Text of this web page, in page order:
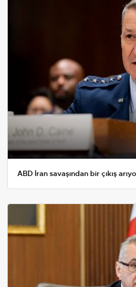
ABD İran savaşından bir çıkış